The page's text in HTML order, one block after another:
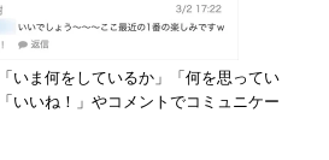
いま何をしているか」「何を思ってい
いいね！」やコメントでコミュニケー